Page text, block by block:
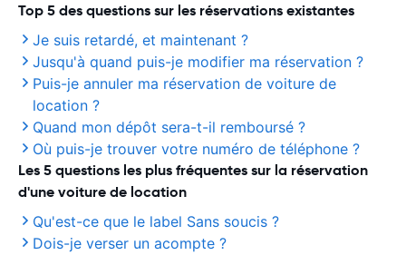
Top 5 des questions sur les réservations existantes
Je suis retardé, et maintenant ?
Jusqu'à quand puis-je modifier ma réservation ?
Puis-je annuler ma réservation de voiture de
location ?
Quand mon dépôt sera-t-il remboursé ?
Où puis-je trouver votre numéro de téléphone ?
Les 5 questions les plus fréquentes sur la réservation
d'une voiture de location
Qu'est-ce que le label Sans soucis ?
Dois-je verser un acompte ?